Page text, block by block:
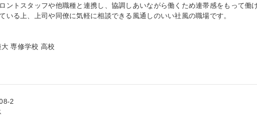
ントスタッフや他職種と連携し、協調しあいながら働くため連帯感をもって働
いる上、上司や同僚に気軽に相談できる風通しのいい社風の職場です。
専修学校 高校
2